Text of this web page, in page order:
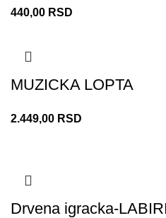
440,00 RSD
MUZICKA LOPTA
2.449,00 RSD
Drvena igracka-